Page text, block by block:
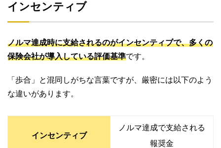
インセンティブ
ノルマ達成時に支給されるのがインセンティブで、多くの
保険会社が導入している評価基準です。
「歩合」と混同しがちな言葉ですが、厳密には以下のよう
な違いがあります。
インセンティブ
ノルマ達成で支給される
報奨金